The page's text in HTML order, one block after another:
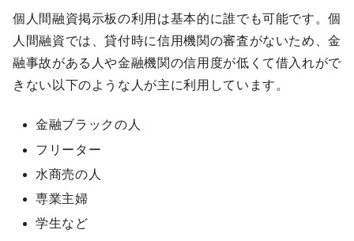
個人間融資掲示板の利用は基本的に誰でも可能です。個
人間融資では、貸付時に信用機関の審査がないため、金
融事故がある人や金融機関の信用度が低くて借入れがで
きない以下のような人が主に利用しています。
金融ブラックの人
フリーター
水商売の人
専業主婦
学生など